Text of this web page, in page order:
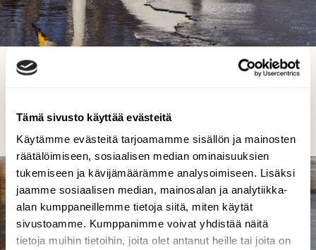
Tämä sivusto käyttää evästeitä
Käytämme evästeitä tarjoamamme sisällön ja mainosten
räätälöimiseen, sosiaalisen median ominaisuuksien
tukemiseen ja kävijämäärämme analysoimiseen. Lisäksi
jaamme sosiaalisen median, mainosalan ja analytiikka-
alan kumppaneillemme tietoja siitä, miten käytät
sivustoamme. Kumppanimme voivat yhdistää näitä
tietoja muihin tietoihin, joita olet antanut heille tai joita on
Unet nukuttu ja nyt veteen